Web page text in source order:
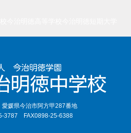
媛県今治市阿方甲287番地
3787 FAX0898-25-6388